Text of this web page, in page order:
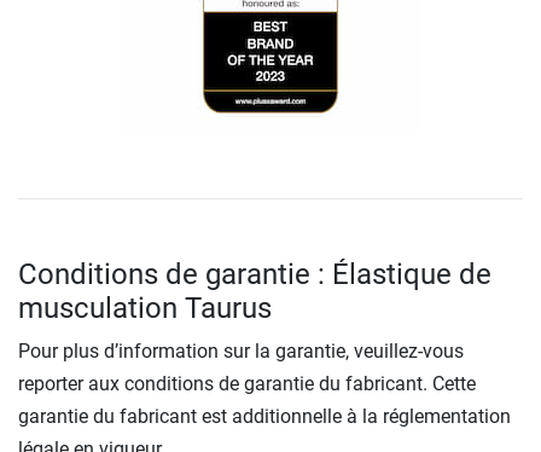
Conditions de garantie : Élastique de
musculation Taurus
Pour plus d’information sur la garantie, veuillez-vous
reporter aux conditions de garantie du fabricant. Cette
garantie du fabricant est additionnelle à la réglementation